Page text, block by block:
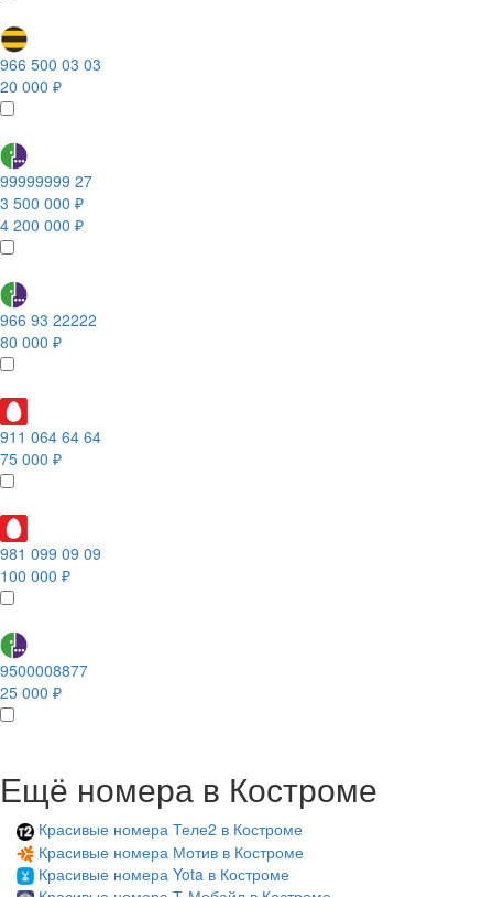
966 500 03 03
20 000 ₽
99999999 27
3 500 000 ₽
4 200 000 ₽
966 93 22222
80 000 ₽
911 064 64 64
75 000 ₽
981 099 09 09
100 000 ₽
9500008877
25 000 ₽
Ещё номера в Костроме
Красивые номера Теле2 в Костроме
Красивые номера Мотив в Костроме
Красивые номера Yota в Костроме